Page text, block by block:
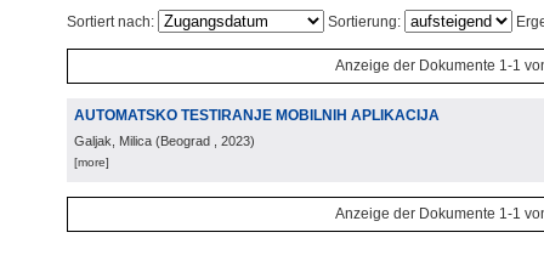
Sortiert nach: Sortierung:
Anzeige der Dokumente 1-1
AUTOMATSKO TESTIRANJE MOBILNIH APLIKACIJA
Galjak, Milica (Beograd , 2023)
[more]
Anzeige der Dokumente 1-1